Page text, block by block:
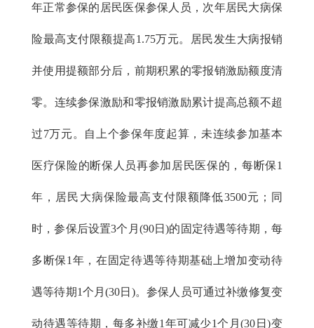
年正常参保的居民医保参保人员，次年居民大病保
险最高支付限额提高1.75万元。居民发生大病报销
并使用提额部分后，前期积累的零报销激励额度清
零。连续参保激励和零报销激励累计提高总额不超
过7万元。 自上个参保年度起算，未连续参加基本
医疗保险的断保人员再参加居民医保的，每断保1
年，居民大病保险最高支付限额降低3500元；同
时，参保后设置3个月(90日)的固定待遇等待期，每
多断保1年，在固定待遇等待期基础上增加变动待
遇等待期1个月(30日)。参保人员可通过补缴修复变
动待遇等待期，每多补缴1年可减少1个月(30日)变